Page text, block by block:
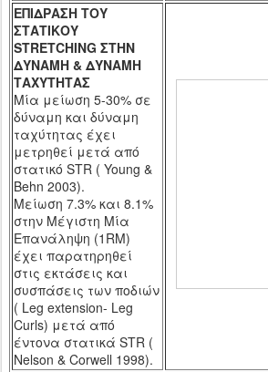
ΕΠΙΔΡΑΣΗ ΤΟΥ
ΣΤΑΤΙΚΟΥ
STRETCHING ΣΤΗΝ
ΔΥΝΑΜΗ & ΔΥΝΑΜΗ
ΤΑΧΥΤΗΤΑΣ
Μία μείωση 5-30% σε
δύναμη και δύναμη
ταχύτητας έχει
μετρηθεί μετά από
στατικό STR ( Young &
Behn 2003).
Μείωση 7.3% και 8.1%
στην Μέγιστη Μία
Επανάληψη (1RM)
έχει παρατηρηθεί
στις εκτάσεις και
συσπάσεις των ποδιών
( Leg extension- Leg
Curls) μετά από
έντονα στατικά STR (
Nelson & Corwell 1998).